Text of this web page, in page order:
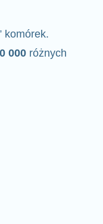
komórek.
000 różnych